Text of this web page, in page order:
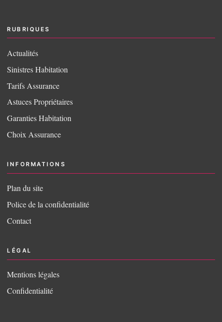
RUBRIQUES
Actualités
Sinistres Habitation
Tarifs Assurance
Astuces Propriétaires
Garanties Habitation
Choix Assurance
INFORMATIONS
Plan du site
Police de la confidentialité
Contact
LÉGAL
Mentions légales
Confidentialité